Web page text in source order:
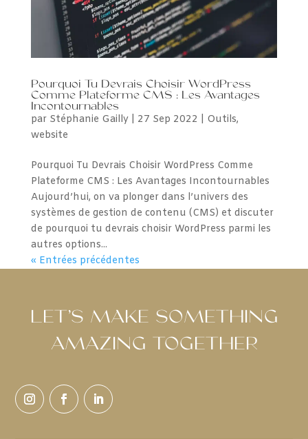
Pourquoi Tu Devrais Choisir WordPress
Comme Plateforme CMS : Les Avantages
Incontournables
par Stéphanie Gailly| 27 Sep 2022 Outils,
website
Pourquoi Tu Devrais Choisir WordPress Comme
Plateforme CMS : Les Avantages Incontournables
Aujourd’hui, on va plonger dans l’univers des
systèmes de gestion de contenu (CMS) et discuter
de pourquoi tu devrais choisir WordPress parmi les
autres options...
« Entrées précédentes
LET’S MAKE SOMETHING
AMAZING TOGETHER